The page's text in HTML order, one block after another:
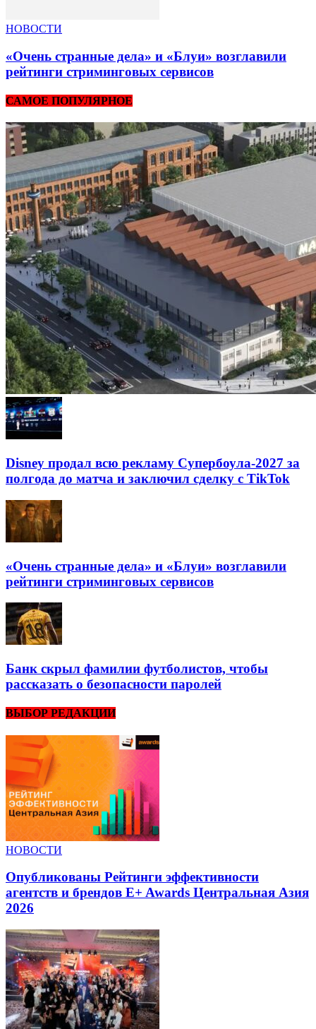
НОВОСТИ
«Очень странные дела» и «Блуи» возглавили
рейтинги стриминговых сервисов
САМОЕ ПОПУЛЯРНОЕ
Disney продал всю рекламу Супербоула-2027 за
полгода до матча и заключил сделку с TikTok
«Очень странные дела» и «Блуи» возглавили
рейтинги стриминговых сервисов
Банк скрыл фамилии футболистов, чтобы
рассказать о безопасности паролей
ВЫБОР РЕДАКЦИИ
НОВОСТИ
Опубликованы Рейтинги эффективности
агентств и брендов E+ Awards Центральная Азия
2026